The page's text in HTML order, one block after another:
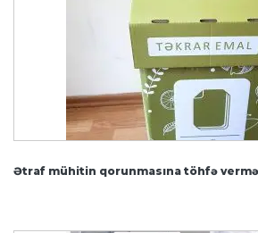
Ətraf mühitin qorunmasına töhfə